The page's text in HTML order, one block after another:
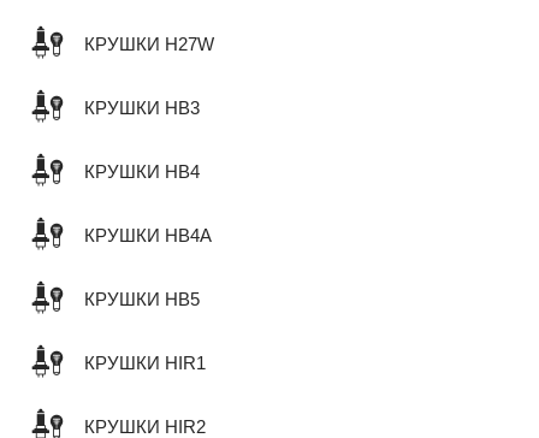
КРУШКИ H27W
КРУШКИ HB3
КРУШКИ HB4
КРУШКИ HB4A
КРУШКИ HB5
КРУШКИ HIR1
КРУШКИ HIR2